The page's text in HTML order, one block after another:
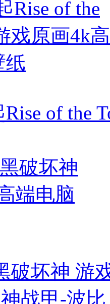
of the
破坏神 游